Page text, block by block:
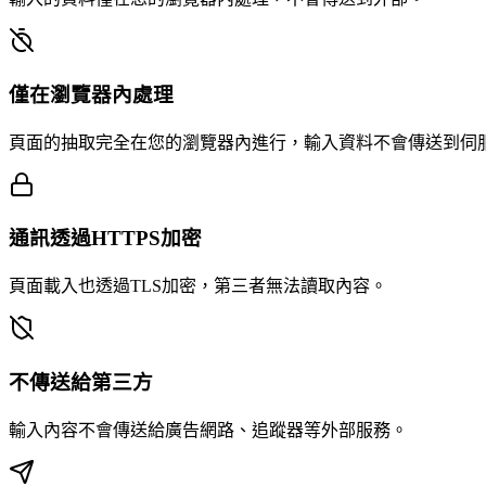
僅在瀏覽器內處理
頁面的抽取完全在您的瀏覽器內進行，輸入資料不會傳送到伺
通訊透過HTTPS加密
頁面載入也透過TLS加密，第三者無法讀取內容。
不傳送給第三方
輸入內容不會傳送給廣告網路、追蹤器等外部服務。